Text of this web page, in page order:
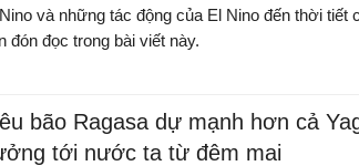
và những tác động của El Nino đến thời tiết
đón đọc trong bài viết này.
bão Ragasa dự mạnh hơn cả
tới nước ta từ đêm mai